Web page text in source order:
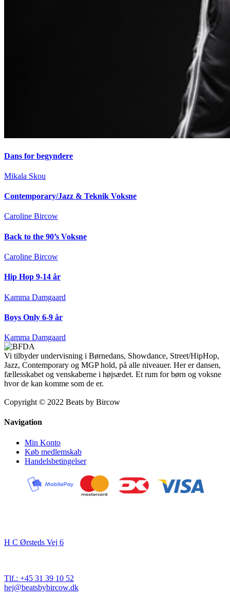
Dans for begyndere
Mikala Skou
Contemporary/Jazz & Teknik Voksne
Caroline Bircow
Back to the 90’s Voksne
Caroline Bircow
Hip Hop 9-14 år
Kamma Damgaard
Boys Only 6-9 år
Kamma Damgaard
Vi tilbyder undervisning i Børnedans, Showdance, Street/HipHop,
Jazz, Contemporary og MGP hold, på alle niveauer. Her er dansen,
fællesskabet og venskaberne i højsædet. Et rum for børn og voksne
hvor de kan komme som de er.
Copyright © 2022 Beats by Bircow
Navigation
Min Konto
Køb medlemskab
Handelsbetingelser
H C Ørsteds Vej 6
Tlf.: +45 31 39 10 52
hej@beatsbybircow.dk